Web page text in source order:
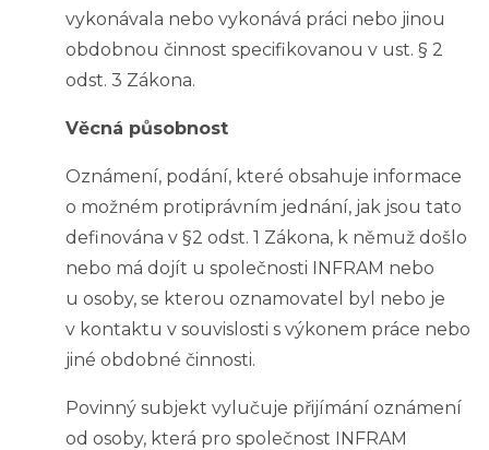
vykonávala nebo vykonává práci nebo jinou
obdobnou činnost specifikovanou v ust. § 2
odst. 3 Zákona.
Věcná působnost
Oznámení, podání, které obsahuje informace
o možném protiprávním jednání, jak jsou tato
definována v §2 odst. 1 Zákona, k němuž došlo
nebo má dojít u společnosti INFRAM nebo
u osoby, se kterou oznamovatel byl nebo je
v kontaktu v souvislosti s výkonem práce nebo
jiné obdobné činnosti.
Povinný subjekt vylučuje přijímání oznámení
od osoby, která pro společnost INFRAM